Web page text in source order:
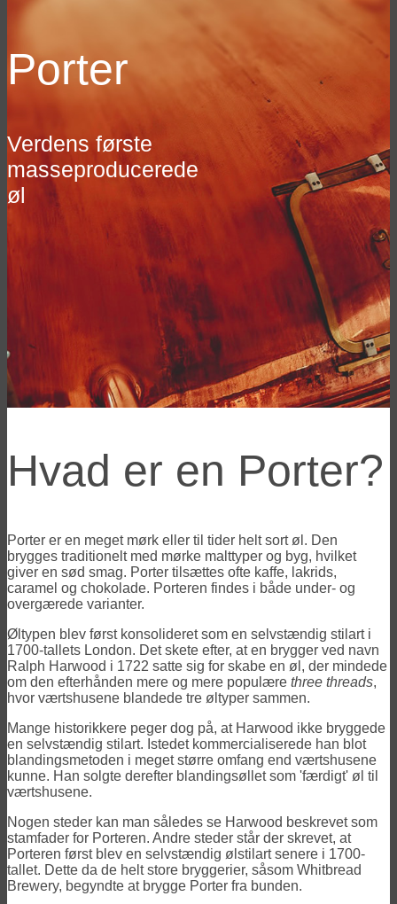
Porter
Verdens første
masseproducerede
øl
Hvad er en Porter?
Porter er en meget mørk eller til tider helt sort øl. Den
brygges traditionelt med mørke malttyper og byg, hvilket
giver en sød smag. Porter tilsættes ofte kaffe, lakrids,
caramel og chokolade. Porteren findes i både under- og
overgærede varianter.
Øltypen blev først konsolideret som en selvstændig stilart i
1700-tallets London. Det skete efter, at en brygger ved navn
Ralph Harwood i 1722 satte sig for skabe en øl, der mindede
om den efterhånden mere og mere populære three threads,
hvor værtshusene blandede tre øltyper sammen.
Mange historikkere peger dog på, at Harwood ikke bryggede
en selvstændig stilart. Istedet kommercialiserede han blot
blandingsmetoden i meget større omfang end værtshusene
kunne. Han solgte derefter blandingsøllet som 'færdigt' øl til
værtshusene.
Nogen steder kan man således se Harwood beskrevet som
stamfader for Porteren. Andre steder står der skrevet, at
Porteren først blev en selvstændig ølstilart senere i 1700-
tallet. Dette da de helt store bryggerier, såsom Whitbread
Brewery, begyndte at brygge Porter fra bunden.